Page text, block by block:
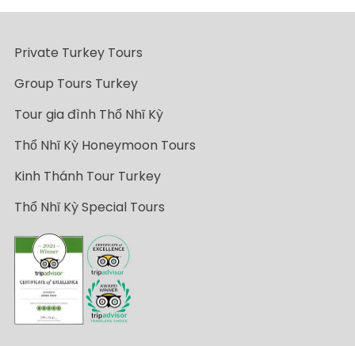
Private Turkey Tours
Group Tours Turkey
Tour gia đình Thổ Nhĩ Kỳ
Thổ Nhĩ Kỳ Honeymoon Tours
Kinh Thánh Tour Turkey
Thổ Nhĩ Kỳ Special Tours